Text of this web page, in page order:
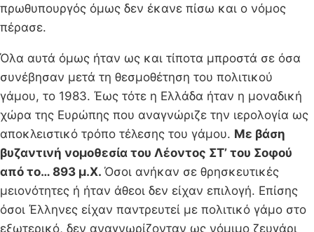
πρωθυπουργός όμως δεν έκανε πίσω και ο νόμος
πέρασε.
Όλα αυτά όμως ήταν ως και τίποτα μπροστά σε όσα
συνέβησαν μετά τη θεσμοθέτηση του πολιτικού
γάμου, το 1983. Έως τότε η Ελλάδα ήταν η μοναδική
χώρα της Ευρώπης που αναγνώριζε την ιερολογία ως
αποκλειστικό τρόπο τέλεσης του γάμου. Με βάση
βυζαντινή νομοθεσία του Λέοντος ΣΤ’ του Σοφού
από το… 893 μ.Χ. Όσοι ανήκαν σε θρησκευτικές
μειονότητες ή ήταν άθεοι δεν είχαν επιλογή. Επίσης
όσοι Έλληνες είχαν παντρευτεί με πολιτικό γάμο στο
εξωτερικό, δεν αναγνωρίζονταν ως νόμιμο ζευγάρι